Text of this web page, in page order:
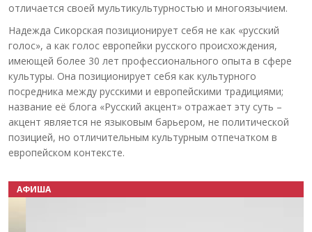
отличается своей мультикультурностью и многоязычием.
Надежда Сикорская позиционирует себя не как «русский
голос», а как голос европейки русского происхождения,
имеющей более 30 лет профессионального опыта в сфере
культуры. Она позиционирует себя как культурного
посредника между русскими и европейскими традициями;
название её блога «Русский акцент» отражает эту суть –
акцент является не языковым барьером, не политической
позицией, но отличительным культурным отпечатком в
европейском контексте.
АФИША